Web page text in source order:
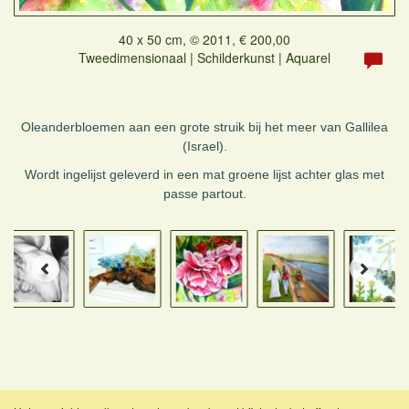
40 x 50 cm, © 2011, € 200,00
Tweedimensionaal | Schilderkunst | Aquarel
Oleanderbloemen aan een grote struik bij het meer van Gallilea
(Israel).
Wordt ingelijst geleverd in een mat groene lijst achter glas met
passe partout.